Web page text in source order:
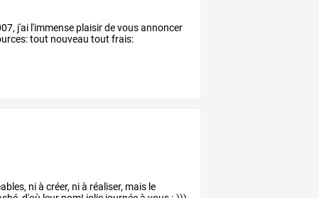
j'ai l'immense plaisir de vous annoncer
tout nouveau tout frais:
ni à créer, ni à réaliser, mais le